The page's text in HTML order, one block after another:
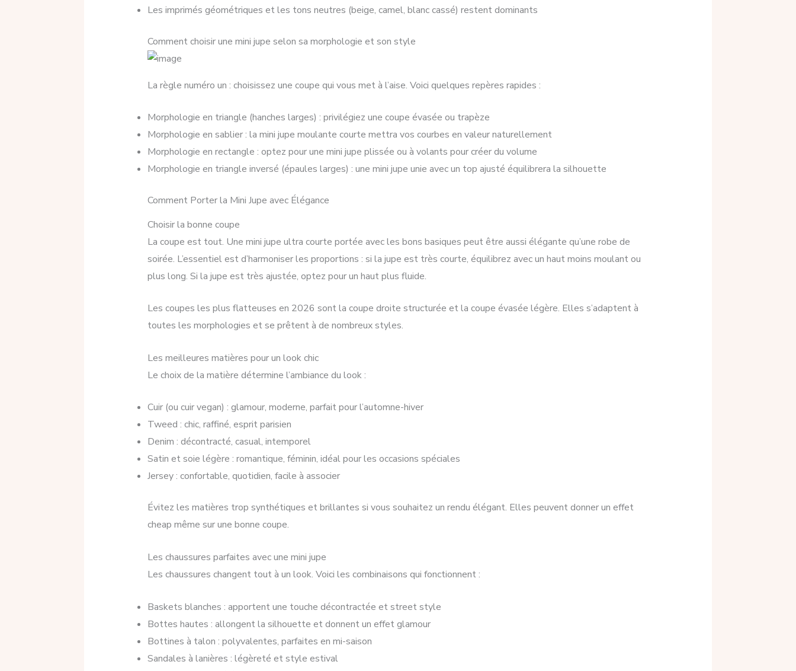
Les imprimés géométriques et les tons neutres (beige, camel, blanc cassé) restent dominants
Comment choisir une mini jupe selon sa morphologie et son style
La règle numéro un : choisissez une coupe qui vous met à l’aise. Voici quelques repères rapides :
Morphologie en triangle (hanches larges) : privilégiez une coupe évasée ou trapèze
Morphologie en sablier : la mini jupe moulante courte mettra vos courbes en valeur naturellement
Morphologie en rectangle : optez pour une mini jupe plissée ou à volants pour créer du volume
Morphologie en triangle inversé (épaules larges) : une mini jupe unie avec un top ajusté équilibrera la silhouette
Comment Porter la Mini Jupe avec Élégance
Choisir la bonne coupe
La coupe est tout. Une mini jupe ultra courte portée avec les bons basiques peut être aussi élégante qu’une robe de
soirée. L’essentiel est d’harmoniser les proportions : si la jupe est très courte, équilibrez avec un haut moins moulant ou
plus long. Si la jupe est très ajustée, optez pour un haut plus fluide.
Les coupes les plus flatteuses en 2026 sont la coupe droite structurée et la coupe évasée légère. Elles s’adaptent à
toutes les morphologies et se prêtent à de nombreux styles.
Les meilleures matières pour un look chic
Le choix de la matière détermine l’ambiance du look :
Cuir (ou cuir vegan) : glamour, moderne, parfait pour l’automne-hiver
Tweed : chic, raffiné, esprit parisien
Denim : décontracté, casual, intemporel
Satin et soie légère : romantique, féminin, idéal pour les occasions spéciales
Jersey : confortable, quotidien, facile à associer
Évitez les matières trop synthétiques et brillantes si vous souhaitez un rendu élégant. Elles peuvent donner un effet
cheap même sur une bonne coupe.
Les chaussures parfaites avec une mini jupe
Les chaussures changent tout à un look. Voici les combinaisons qui fonctionnent :
Baskets blanches : apportent une touche décontractée et street style
Bottes hautes : allongent la silhouette et donnent un effet glamour
Bottines à talon : polyvalentes, parfaites en mi-saison
Sandales à lanières : légèreté et style estival